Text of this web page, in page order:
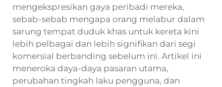
mengekspresikan gaya peribadi mereka,
sebab-sebab mengapa orang melabur dalam
sarung tempat duduk khas untuk kereta kini
lebih pelbagai dan lebih signifikan dari segi
komersial berbanding sebelum ini. Artikel ini
meneroka daya-daya pasaran utama,
perubahan tingkah laku pengguna, dan